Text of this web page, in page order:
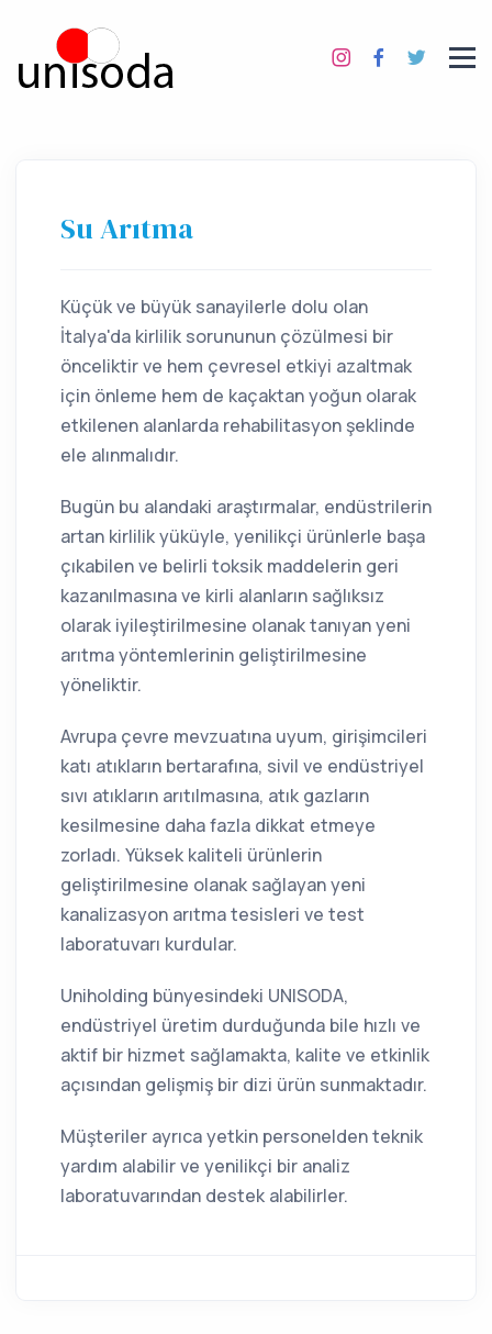
Su Arıtma
Küçük ve büyük sanayilerle dolu olan
İtalya'da kirlilik sorununun çözülmesi bir
önceliktir ve hem çevresel etkiyi azaltmak
için önleme hem de kaçaktan yoğun olarak
etkilenen alanlarda rehabilitasyon şeklinde
ele alınmalıdır.
Bugün bu alandaki araştırmalar, endüstrilerin
artan kirlilik yüküyle, yenilikçi ürünlerle başa
çıkabilen ve belirli toksik maddelerin geri
kazanılmasına ve kirli alanların sağlıksız
olarak iyileştirilmesine olanak tanıyan yeni
arıtma yöntemlerinin geliştirilmesine
yöneliktir.
Avrupa çevre mevzuatına uyum, girişimcileri
katı atıkların bertarafına, sivil ve endüstriyel
sıvı atıkların arıtılmasına, atık gazların
kesilmesine daha fazla dikkat etmeye
zorladı. Yüksek kaliteli ürünlerin
geliştirilmesine olanak sağlayan yeni
kanalizasyon arıtma tesisleri ve test
laboratuvarı kurdular.
Uniholding bünyesindeki UNISODA,
endüstriyel üretim durduğunda bile hızlı ve
aktif bir hizmet sağlamakta, kalite ve etkinlik
açısından gelişmiş bir dizi ürün sunmaktadır.
Müşteriler ayrıca yetkin personelden teknik
yardım alabilir ve yenilikçi bir analiz
laboratuvarından destek alabilirler.